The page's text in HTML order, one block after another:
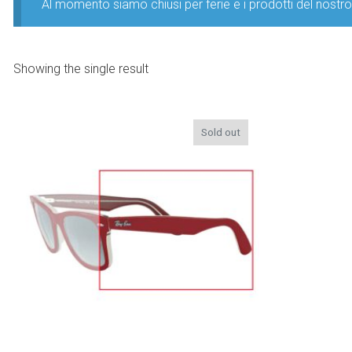
Al momento siamo chiusi per ferie e i prodotti del
Showing the single result
Sold out